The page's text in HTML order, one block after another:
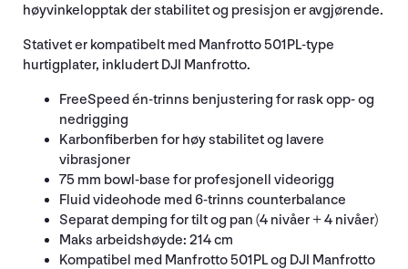
høyvinkelopptak der stabilitet og presisjon er avgjørende.
Stativet er kompatibelt med Manfrotto 501PL-type
hurtigplater, inkludert DJI Manfrotto.
FreeSpeed én-trinns benjustering for rask opp- og
nedrigging
Karbonfiberben for høy stabilitet og lavere
vibrasjoner
75 mm bowl-base for profesjonell videorigg
Fluid videohode med 6-trinns counterbalance
Separat demping for tilt og pan (4 nivåer + 4 nivåer)
Maks arbeidshøyde: 214 cm
Kompatibel med Manfrotto 501PL og DJI Manfrotto